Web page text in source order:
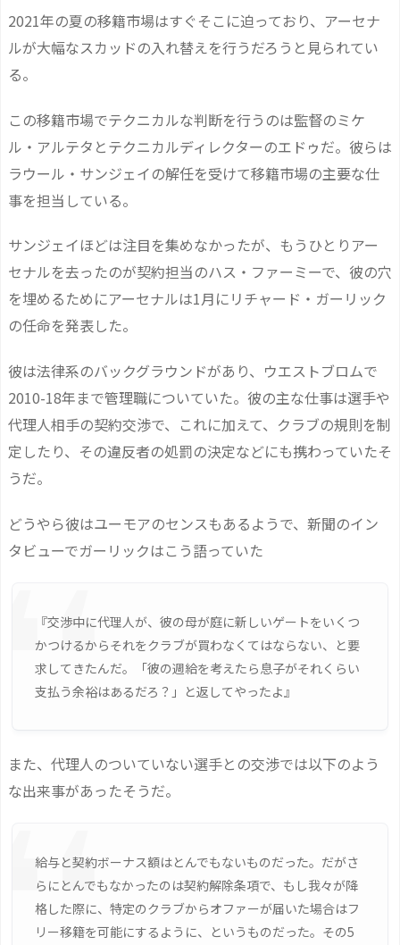
2021年の夏の移籍市場はすぐそこに迫っており、アーセナ
ルが大幅なスカッドの入れ替えを行うだろうと見られてい
る。
この移籍市場でテクニカルな判断を行うのは監督のミケ
ル・アルテタとテクニカルディレクターのエドゥだ。彼らは
ラウール・サンジェイの解任を受けて移籍市場の主要な仕
事を担当している。
サンジェイほどは注目を集めなかったが、もうひとりアー
セナルを去ったのが契約担当のハス・ファーミーで、彼の穴
を埋めるためにアーセナルは1月にリチャード・ガーリック
の任命を発表した。
彼は法律系のバックグラウンドがあり、ウエストブロムで
2010-18年まで管理職についていた。彼の主な仕事は選手や
代理人相手の契約交渉で、これに加えて、クラブの規則を制
定したり、その違反者の処罰の決定などにも携わっていたそ
うだ。
どうやら彼はユーモアのセンスもあるようで、新聞のイン
タビューでガーリックはこう語っていた
『交渉中に代理人が、彼の母が庭に新しいゲートをいくつ
かつけるからそれをクラブが買わなくてはならない、と要
求してきたんだ。「彼の週給を考えたら息子がそれくらい
支払う余裕はあるだろ？」と返してやったよ』
また、代理人のついていない選手との交渉では以下のよう
な出来事があったそうだ。
給与と契約ボーナス額はとんでもないものだった。だがさ
らにとんでもなかったのは契約解除条項で、もし我々が降
格した際に、特定のクラブからオファーが届いた場合はフ
リー移籍を可能にするように、というものだった。その5